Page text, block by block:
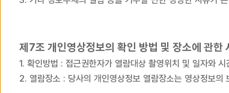
제7조 개인영상정보의 확인 방법 및 장소에 관한
1. 확인방법 : 접근권한자가 열람대상 촬영위치 및 일자
2. 열람장소 : 당사의 개인영상정보 열람장소는 영상정보